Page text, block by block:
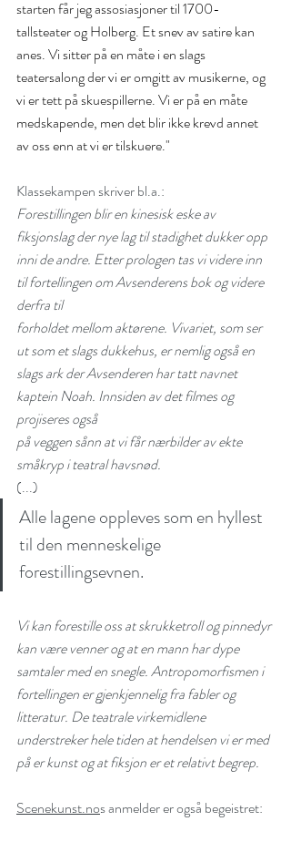
Tore Vagn Lid has been nominated for
the national Ibsen Award for "The
Trigger System"
Lid: "I am motivated by the possibility
towards what perhaps lies before us."
(interview, Capital Cultural)
Transit-innspurt på Riksteatret!
Almenrausch-komplekset
Hva er Triggersystemet? (video)
Samhøring II: Triggersystemet som
musikkdrama (Bergen
starten får jeg assosiasjoner til 1700-
tallsteater og Holberg. Et snev av satire kan
anes. Vi sitter på en måte i en slags
teatersalong der vi er omgitt av musikerne, og
vi er tett på skuespillerne. Vi er på en måte
medskapende, men det blir ikke krevd annet
av oss enn at vi er tilskuere."
Klassekampen skriver bl.a.:
Forestillingen blir en kinesisk eske av
fiksjonslag der nye lag til stadighet dukker opp
inni de andre. Etter prologen tas vi videre inn
til fortellingen om Avsenderens bok og videre
derfra til
forholdet mellom aktørene. Vivariet, som ser
ut som et slags dukkehus, er nemlig også en
slags ark der Avsenderen har tatt navnet
kaptein Noah. Innsiden av det filmes og
projiseres også
på veggen sånn at vi får nærbilder av ekte
småkryp i teatral havsnød.
(...)
Alle lagene oppleves som en hyllest
til den menneskelige
forestillingsevnen.
Vi kan forestille oss at skrukketroll og pinnedyr
kan være venner og at en mann har dype
samtaler med en snegle. Antropomorfismen i
fortellingen er gjenkjennelig fra fabler og
litteratur. De teatrale virkemidlene
understreker hele tiden at hendelsen vi er med
på er kunst og at fiksjon er et relativt begrep.
Scenekunst.nos anmelder er også begeistret: